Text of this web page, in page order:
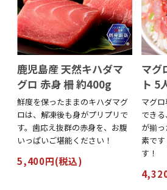
鹿児島産 天然キハダマ
グロ 赤身 柵 約400g
鮮度を保ったままのキハダマグ
ロは、解凍後も身がプリプリで
す。歯応え抜群の赤身を、お腹
いっぱいご堪能ください！
5,400円(税込)
マグ
ト 5
マグ
でき
が揃
素で
す！